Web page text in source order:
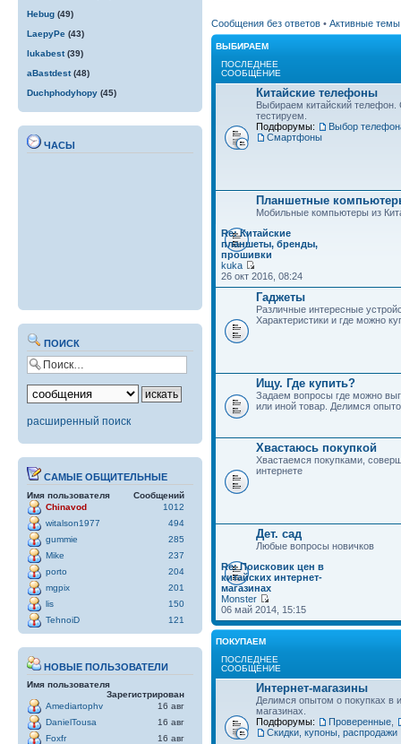
Hebug (49)
LaepyPe (43)
lukabest(39)
aBastdest(48)
Duchphodyhopy (45)
ЧАСЫ
ПОИСК
расширенный поиск
САМЫЕ ОБЩИТЕЛЬНЫЕ
Имя пользователя
Сообщений
Chinavod
1012
witalson1977
494
gummie
285
Mike
237
porto
204
mgpix
201
lis
150
TehnoiD
121
НОВЫЕ ПОЛЬЗОВАТЕЛИ
Имя пользователя
Зарегистрирован
Amediartophv
16 авг
DanielTousa
16 авг
Foxfr
16 авг
Сообщения без ответов • Активные темы
ВЫБИРАЕМ
ПОСЛЕДНЕЕ
СООБЩЕНИЕ
Китайские телефоны
Выбираем китайский телефон.
тестируем.
Подфорумы:
Выбор
Смартфоны
Планшетные
Мобильные компьютеры из
Re: Китайские
планшеты, бренды,
прошивки
kuka
26 окт 2016, 08:24
Гаджеты
Различные интересные
Характеристики и где можно
Ищу. Где купить?
Задаем вопросы где можно
или иной товар. Делимся
Хвастаюсь покупкой
Хвастаемся покупками,
интернете
Дет. сад
Любые вопросы новичков
Re: Поисковик цен в
китайских интернет-
магазинах
Monster
06 май 2014, 15:15
ПОКУПАЕМ
ПОСЛЕДНЕЕ
СООБЩЕНИЕ
Интернет-магазины
Делимся опытом о покупках в
магазинах.
Подфорумы:
Проверенные
Скидки, купоны, распродажи